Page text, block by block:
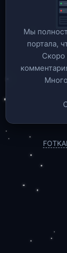
Мы
портала,
Скоро